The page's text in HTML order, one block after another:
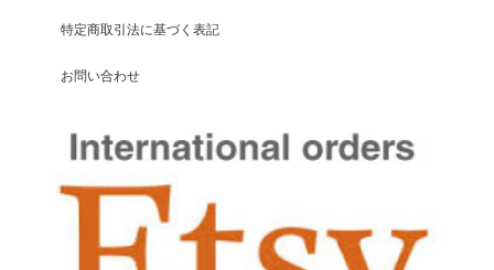
特定商取引法に基づく表記
お問い合わせ